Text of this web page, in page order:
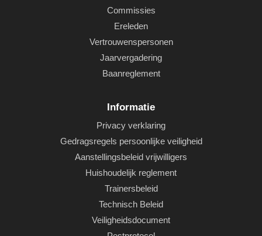
Commissies
Ereleden
Vertrouwenspersonen
Jaarvergadering
Baanreglement
Informatie
Privacy verklaring
Gedragsregels persoonlijke veiligheid
Aanstellingsbeleid vrijwilligers
Huishoudelijk reglement
Trainersbeleid
Technisch Beleid
Veiligheidsdocument